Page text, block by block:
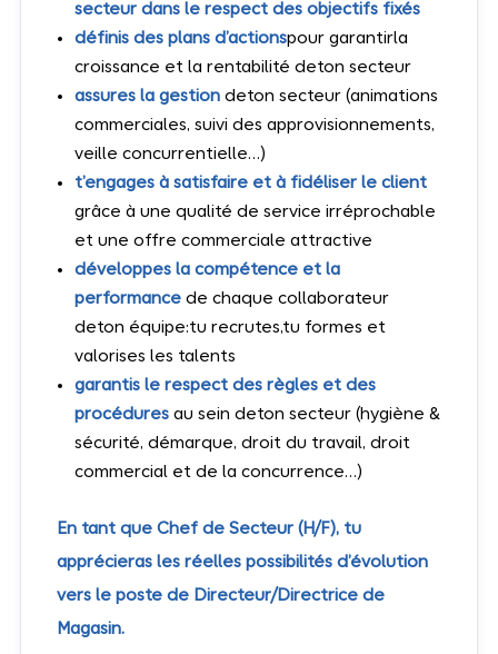
secteur dans le respect des objectifs fixés
définis des plans d’actionspour garantirla
croissance et la rentabilité deton secteur
assures la gestion deton secteur (animations
commerciales, suivi des approvisionnements,
veille concurrentielle…)
t’engages à satisfaire et à fidéliser le client
grâce à une qualité de service irréprochable
et une offre commerciale attractive
développes la compétence et la
performancede chaque collaborateur
deton équipe:tu recrutes,tu formes et
valorises les talents
garantis le respect des règles et des
procéduresau sein deton secteur (hygiène &
sécurité, démarque, droit du travail, droit
commercial et de la concurrence…)
En tant que Chef de Secteur (H/F), tu
apprécieras les réelles possibilités d’évolution
vers le poste de Directeur/Directrice de
Magasin.